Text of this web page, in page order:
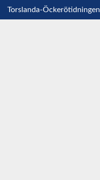
Torslanda-Öckerötidningen